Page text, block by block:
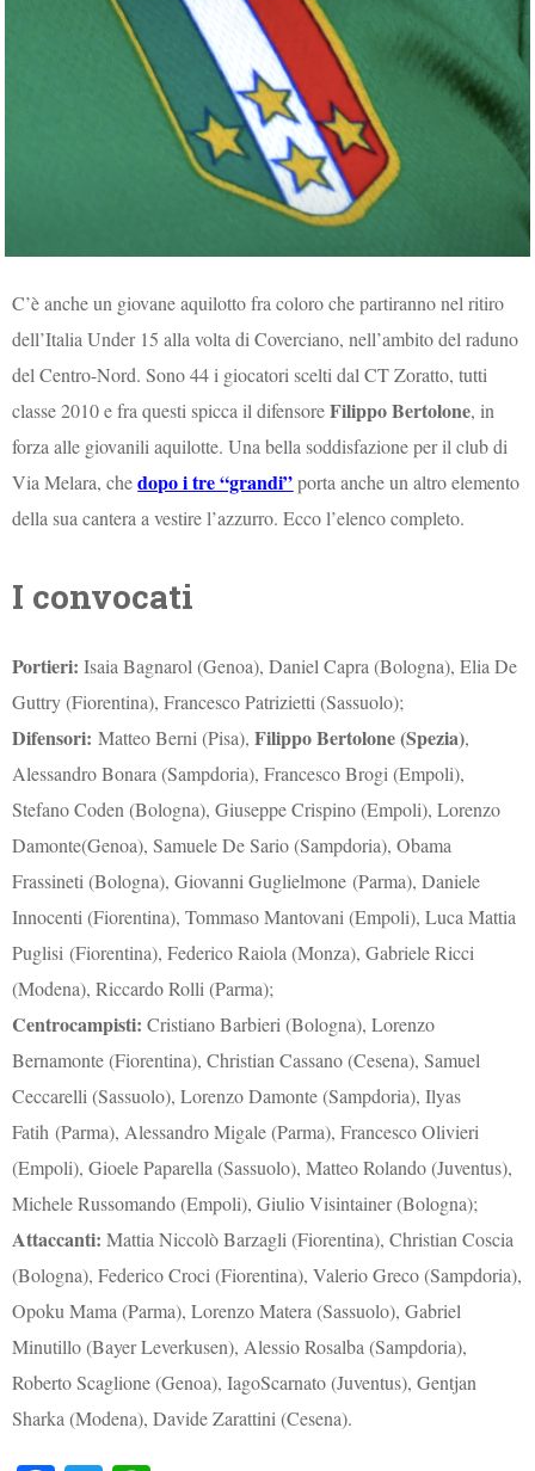
C’è anche un giovane aquilotto fra coloro che partiranno nel ritiro
dell’Italia Under 15 alla volta di Coverciano, nell’ambito del raduno
del Centro-Nord. Sono 44 i giocatori scelti dal CT Zoratto, tutti
classe 2010 e fra questi spicca il difensoreFilippo Bertolone, in
forza alle giovanili aquilotte. Una bella soddisfazione per il club di
Via Melara, chedopo i tre “grandi”porta anche un altro elemento
della sua cantera a vestire l’azzurro. Ecco l’elenco completo.
I convocati
Portieri: IsaiaBagnarol (Genoa),Daniel Capra (Bologna), Elia De
Guttry(Fiorentina), FrancescoPatrizietti (Sassuolo);
Difensori: MatteoBerni (Pisa),FilippoBertolone(Spezia),
Alessandro Bonara (Sampdoria), FrancescoBrogi (Empoli),
StefanoCoden (Bologna), Giuseppe Crispino (Empoli), Lorenzo
Damonte(Genoa), Samuele DeSario(Sampdoria),Obama
Frassineti (Bologna), GiovanniGuglielmone(Parma), Daniele
Innocenti (Fiorentina), Tommaso Mantovani (Empoli), Luca Mattia
Puglisi(Fiorentina), Federico Raiola (Monza), Gabriele Ricci
(Modena), Riccardo Rolli (Parma);
Centrocampisti: Cristiano Barbieri (Bologna), Lorenzo
Bernamonte(Fiorentina), Christian Cassano (Cesena),Samuel
Ceccarelli (Sassuolo), LorenzoDamonte(Sampdoria),Ilyas
Fatih(Parma), Alessandro Migale (Parma), Francesco Olivieri
(Empoli), GioelePaparella (Sassuolo), Matteo Rolando (Juventus),
MicheleRussomando(Empoli), GiulioVisintainer(Bologna);
Attaccanti: Mattia NiccolòBarzagli (Fiorentina), Christian Coscia
(Bologna), Federico Croci (Fiorentina), Valerio Greco (Sampdoria),
Opoku Mama (Parma), Lorenzo Matera (Sassuolo), Gabriel
Minutillo (Bayer Leverkusen), Alessio Rosalba (Sampdoria),
Roberto Scaglione (Genoa),IagoScarnato (Juventus),Gentjan
Sharka (Modena), DavideZarattini (Cesena).